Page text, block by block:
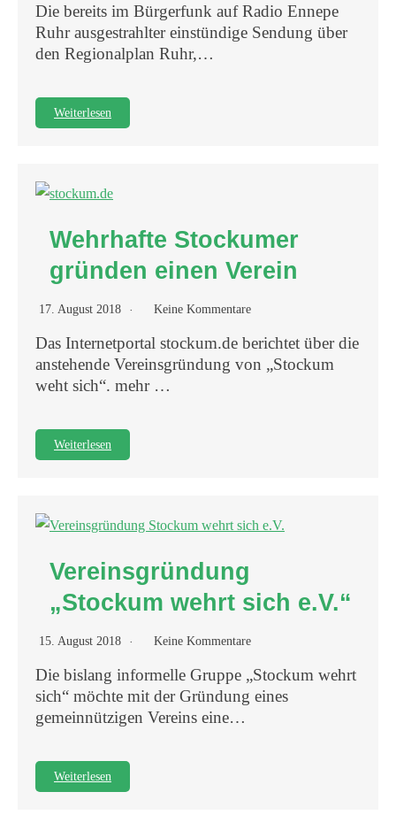
Die bereits im Bürgerfunk auf Radio Ennepe
Ruhr ausgestrahlter einstündige Sendung über
den Regionalplan Ruhr,…
Weiterlesen
Wehrhafte Stockumer
gründen einen Verein
17. August 2018 Keine Kommentare
Das Internetportal stockum.de berichtet über die
anstehende Vereinsgründung von „Stockum
weht sich“. mehr …
Weiterlesen
Vereinsgründung
„Stockum wehrt sich e.V.“
15. August 2018 Keine Kommentare
Die bislang informelle Gruppe „Stockum wehrt
sich“ möchte mit der Gründung eines
gemeinnützigen Vereins eine…
Weiterlesen